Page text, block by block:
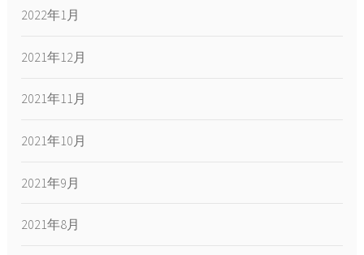
2022年1月
2021年12月
2021年11月
2021年10月
2021年9月
2021年8月